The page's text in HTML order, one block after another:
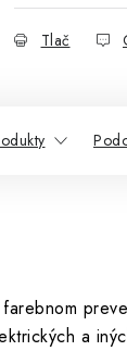
Tlač
farebnom
a